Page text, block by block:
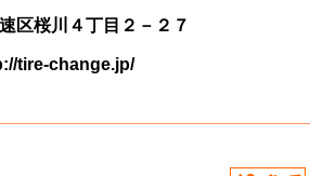
区桜川４丁目２－２７
tire-change.jp/